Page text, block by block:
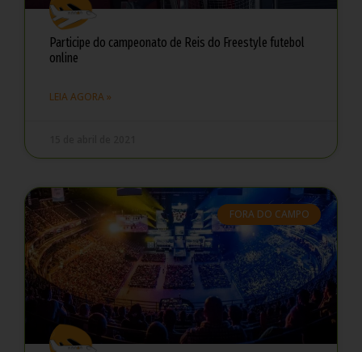
Participe do campeonato de Reis do Freestyle futebol
online
LEIA AGORA »
FORA DO CAMPO